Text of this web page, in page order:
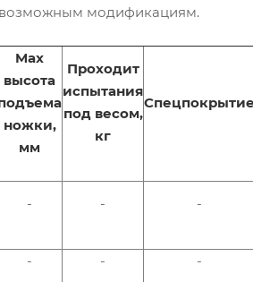
модификациям.
Max
высота
ножки,
мм
Проходит
испытания
под весом,
кг
- - -
- - -